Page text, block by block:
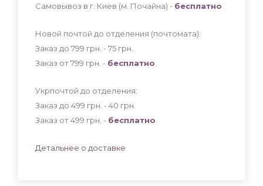
Самовывоз в г. Киев (м. Почайна) - бесплатно
Новой почтой до отделения (почтомата):
Заказ до 799 грн. - 75 грн
Заказ от 799 грн. - бесплатно
Укрпочтой до отделения:
Заказ до 499 грн. - 40 грн
Заказ от 499 грн. - бесплатно
Детальнее о доставке